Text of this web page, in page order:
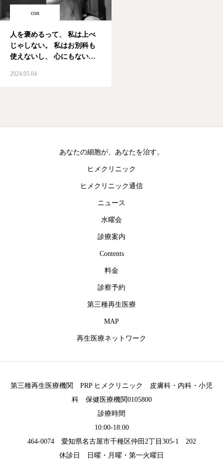
con
人を褒めるって、 私は上べ
じゃしない。 私はお別科も
使えないし、 心にもないこ
2024.05.04
あなたの細胞が、あなたを治す。
ヒメクリニック
ヒメクリニック通信
ニュース
水曜会
診療案内
Contents
料金
診察予約
第三種再生医療
MAP
再生医療ネットワーク
第三種再生医療機関 PRP ヒメクリニック 皮膚科・内科・小児
科 保健医療機関0105800
診療時間
10:00-18:00
464-0074 愛知県名古屋市千種区仲田2丁目305-1 202
休診日 日曜・月曜・第一火曜日